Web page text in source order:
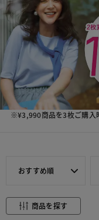
※¥3,990商品を3枚ご購入
おすすめ順
商品を探す